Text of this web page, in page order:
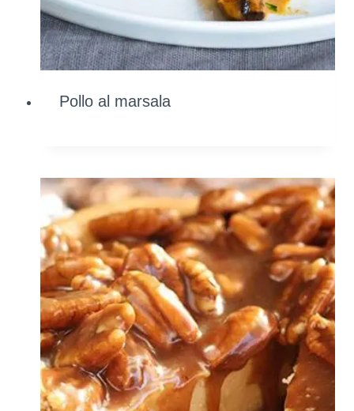
Pollo al marsala